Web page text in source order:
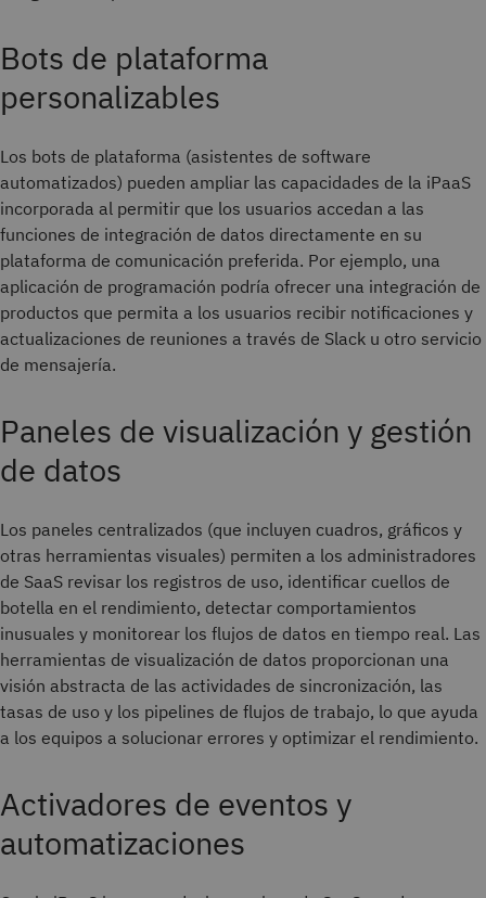
Bots de plataforma
personalizables
Los bots de plataforma (asistentes de software
automatizados) pueden ampliar las capacidades de la iPaaS
incorporada al permitir que los usuarios accedan a las
funciones de integración de datos directamente en su
plataforma de comunicación preferida. Por ejemplo, una
aplicación de programación podría ofrecer una integración de
productos que permita a los usuarios recibir notificaciones y
actualizaciones de reuniones a través de Slack u otro servicio
de mensajería.
Paneles de visualización y gestión
de datos
Los paneles centralizados (que incluyen cuadros, gráficos y
otras herramientas visuales) permiten a los administradores
de SaaS revisar los registros de uso, identificar cuellos de
botella en el rendimiento, detectar comportamientos
inusuales y monitorear los flujos de datos en tiempo real. Las
herramientas de visualización de datos proporcionan una
visión abstracta de las actividades de sincronización, las
tasas de uso y los pipelines de flujos de trabajo, lo que ayuda
a los equipos a solucionar errores y optimizar el rendimiento.
Activadores de eventos y
automatizaciones